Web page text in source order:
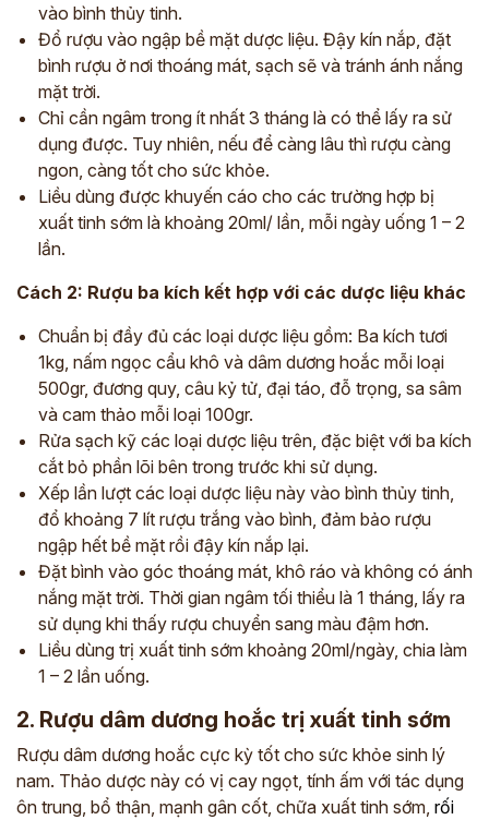
vào bình thủy tinh.
Đổ rượu vào ngập bề mặt dược liệu. Đậy kín nắp, đặt
bình rượu ở nơi thoáng mát, sạch sẽ và tránh ánh nắng
mặt trời.
Chỉ cần ngâm trong ít nhất 3 tháng là có thể lấy ra sử
dụng được. Tuy nhiên, nếu để càng lâu thì rượu càng
ngon, càng tốt cho sức khỏe.
Liều dùng được khuyến cáo cho các trường hợp bị
xuất tinh sớm là khoảng 20ml/ lần, mỗi ngày uống 1 – 2
lần.
Cách 2: Rượu ba kích kết hợp với các dược liệu khác
Chuẩn bị đầy đủ các loại dược liệu gồm: Ba kích tươi
1kg, nấm ngọc cẩu khô và dâm dương hoắc mỗi loại
500gr, đương quy, câu kỷ tử, đại táo, đỗ trọng, sa sâm
và cam thảo mỗi loại 100gr.
Rửa sạch kỹ các loại dược liệu trên, đặc biệt với ba kích
cắt bỏ phần lõi bên trong trước khi sử dụng.
Xếp lần lượt các loại dược liệu này vào bình thủy tinh,
đổ khoảng 7 lít rượu trắng vào bình, đảm bảo rượu
ngập hết bề mặt rồi đậy kín nắp lại.
Đặt bình vào góc thoáng mát, khô ráo và không có ánh
nắng mặt trời. Thời gian ngâm tối thiểu là 1 tháng, lấy ra
sử dụng khi thấy rượu chuyển sang màu đậm hơn.
Liều dùng trị xuất tinh sớm khoảng 20ml/ngày, chia làm
1 – 2 lần uống.
2. Rượu dâm dương hoắc trị xuất tinh sớm
Rượu dâm dương hoắc cực kỳ tốt cho sức khỏe sinh lý
nam. Thảo dược này có vị cay ngọt, tính ấm với tác dụng
ôn trung, bổ thận, mạnh gân cốt, chữa xuất tinh sớm, rối